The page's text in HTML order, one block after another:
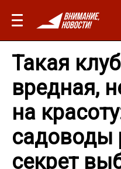
Такая
вредная,
на
садоводы
секрет